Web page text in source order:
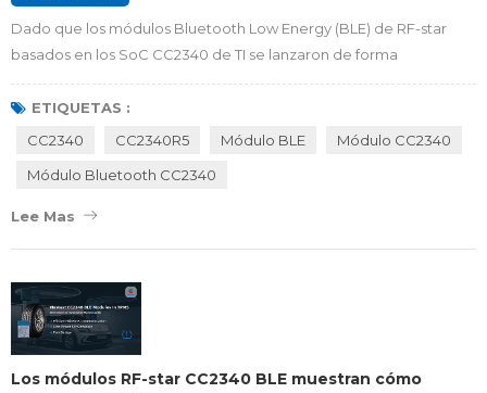
Dado que los módulos Bluetooth Low Energy (BLE) de RF-star
basados ​​en los SoC CC2340 de TI se lanzaron de forma
secuencial, es posible que se pregunte qué diferencias hay entre
la familia de módulos CC2340 . ¿Qué módulo es el más adecuado
y agresivo para su proyecto? Aquí haremos una comparación con
seleccionar la solución de módulo Blueto...
ETIQUETAS :
CC2340
CC2340R5 Módulo BLE
Módulo CC2340
Módulo Bluetooth CC2340
Lee Mas
Los módulos RF-star CC2340 BLE muestran cómo